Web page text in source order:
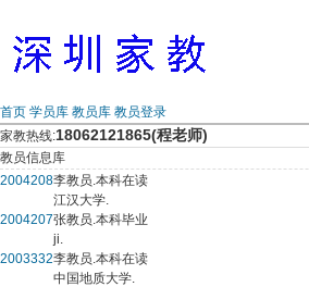
首页 学员库 教员库 教员登录
家教热线:18062121865(程老师)
教员信息库
2004208李教员.本科在读
江汉大学.
2004207张教员.本科毕业
ji.
2003332李教员.本科在读
中国地质大学.